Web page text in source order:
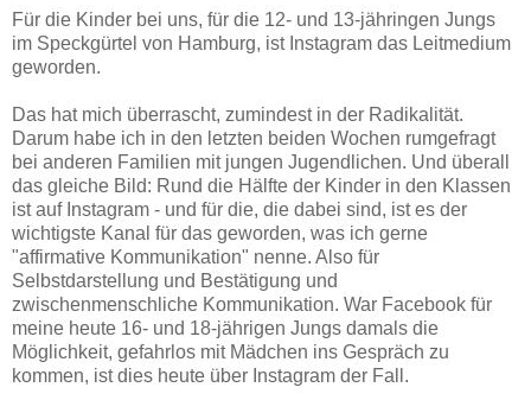
Für die Kinder bei uns, für die 12- und 13-jähringen Jungs
im Speckgürtel von Hamburg, ist Instagram das Leitmedium
geworden.
Das hat mich überrascht, zumindest in der Radikalität.
Darum habe ich in den letzten beiden Wochen rumgefragt
bei anderen Familien mit jungen Jugendlichen. Und überall
das gleiche Bild: Rund die Hälfte der Kinder in den Klassen
ist auf Instagram - und für die, die dabei sind, ist es der
wichtigste Kanal für das geworden, was ich gerne
"affirmative Kommunikation" nenne. Also für
Selbstdarstellung und Bestätigung und
zwischenmenschliche Kommunikation. War Facebook für
meine heute 16- und 18-jährigen Jungs damals die
Möglichkeit, gefahrlos mit Mädchen ins Gespräch zu
kommen, ist dies heute über Instagram der Fall.